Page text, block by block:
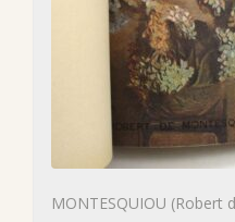
MONTESQUIOU (Robert